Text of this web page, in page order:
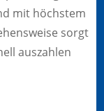
mit höchstem
sorgt
auszahlen